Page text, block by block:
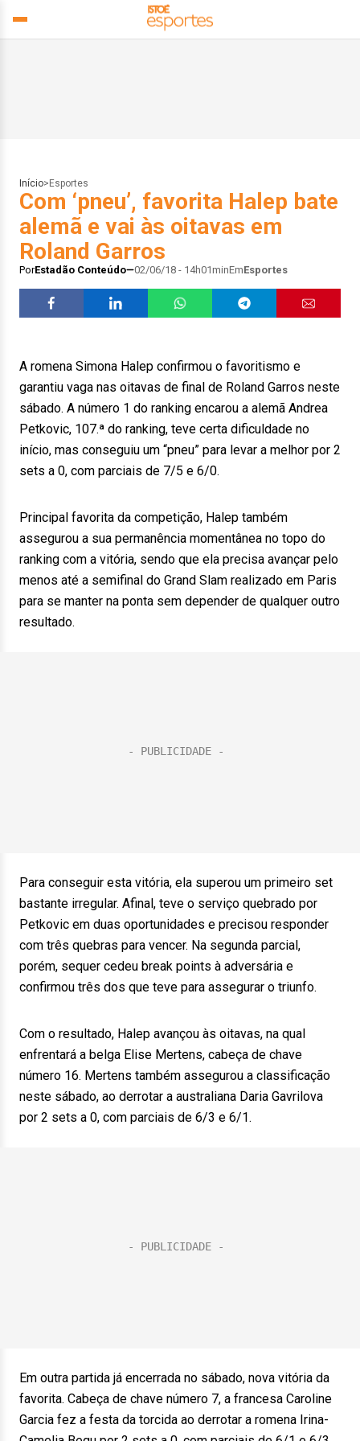
Início> Esportes
Com ‘pneu’, favorita Halep bate
alemã e vai às oitavas em
Roland Garros
PorEstadão Conteúdo 02/06/18 - 14h01minEmEsportes
A romena Simona Halep confirmou o favoritismo e
garantiu vaga nas oitavas de final de Roland Garros neste
sábado. A número 1 do ranking encarou a alemã Andrea
Petkovic, 107.ª do ranking, teve certa dificuldade no
início, mas conseguiu um “pneu” para levar a melhor por 2
sets a 0, com parciais de 7/5 e 6/0.
Principal favorita da competição, Halep também
assegurou a sua permanência momentânea no topo do
ranking com a vitória, sendo que ela precisa avançar pelo
menos até a semifinal do Grand Slam realizado em Paris
para se manter na ponta sem depender de qualquer outro
resultado.
Para conseguir esta vitória, ela superou um primeiro set
bastante irregular. Afinal, teve o serviço quebrado por
Petkovic em duas oportunidades e precisou responder
com três quebras para vencer. Na segunda parcial,
porém, sequer cedeu break points à adversária e
confirmou três dos que teve para assegurar o triunfo.
Com o resultado, Halep avançou às oitavas, na qual
enfrentará a belga Elise Mertens, cabeça de chave
número 16. Mertens também assegurou a classificação
neste sábado, ao derrotar a australiana Daria Gavrilova
por 2 sets a 0, com parciais de 6/3 e 6/1.
Em outra partida já encerrada no sábado, nova vitória da
favorita. Cabeça de chave número 7, a francesa Caroline
Garcia fez a festa da torcida ao derrotar a romena Irina-